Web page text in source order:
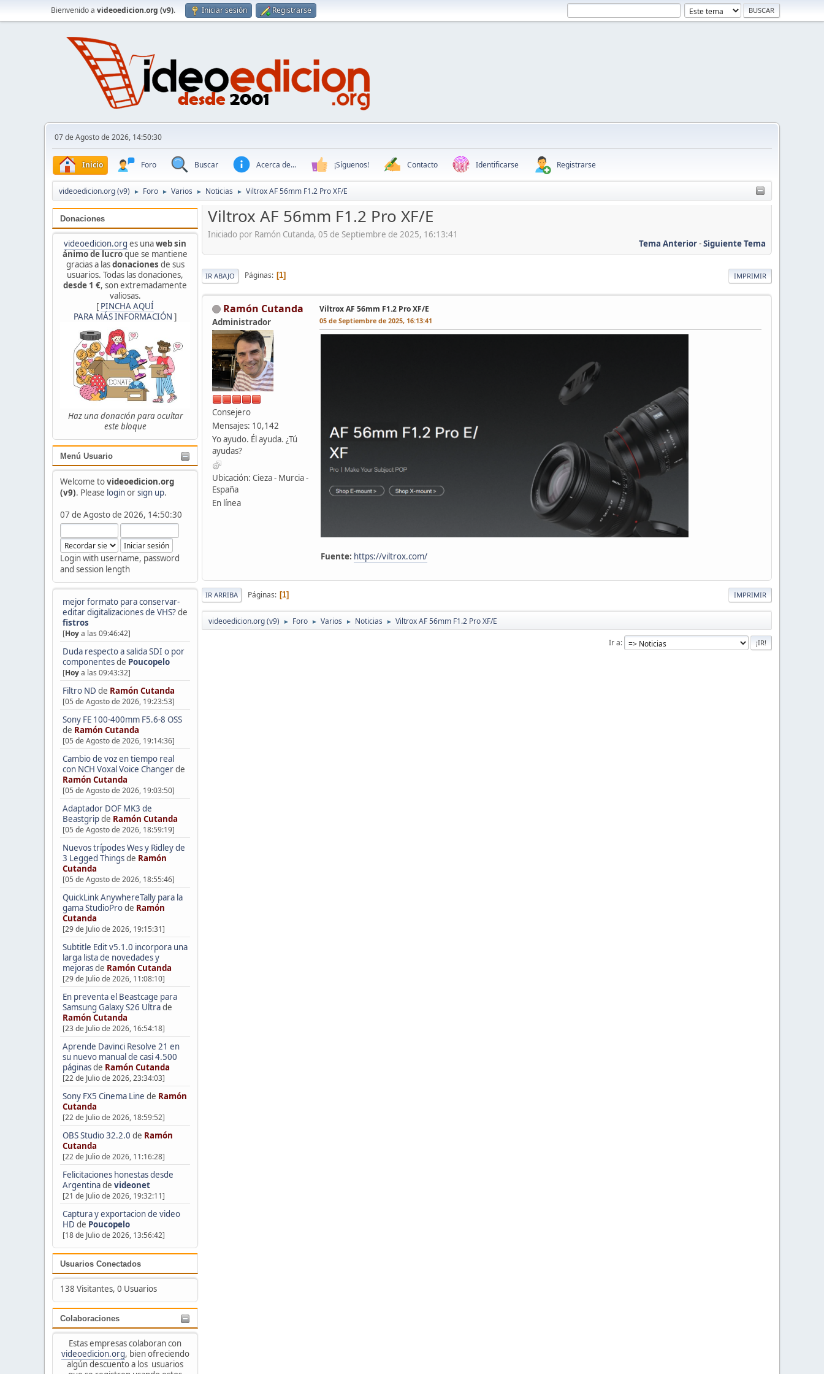
Bienvenido a videoedicion.org (v9). Iniciar sesión Registrarse
07 de Agosto de 2026, 14:50:30
Inicio Foro Buscar Acerca de... ¡Síguenos! Contacto Identificarse Registrarse
videoedicion.org (v9) ► Foro ► Varios ► Noticias ► Viltrox AF 56mm F1.2 Pro XF/E
Donaciones
videoedicion.org es unaweb sin
ánimo de lucroque se mantiene
gracias a lasdonaciones de sus
usuarios. Todas las donaciones,
desde 1 €, son extremadamente
valiosas.
[ PINCHA AQUÍ
PARA MÁS INFORMACIÓN ]
Haz una donación para ocultar
este bloque
Menú Usuario
Welcome tovideoedicion.org
(v9). Please loginorsign up.
07 de Agosto de 2026, 14:50:30
Login with username, password
and session length
mejor formato para conservar-
editar digitalizaciones de VHS?de
fistros
[Hoya las 09:46:42]
Duda respecto a salida SDI o por
componentesde Poucopelo
[Hoya las 09:43:32]
Filtro ND de Ramón Cutanda
[05 de Agosto de 2026, 19:23:53]
Sony FE 100-400mm F5.6-8 OSS
de Ramón Cutanda
[05 de Agosto de 2026, 19:14:36]
Cambio de voz en tiempo real
con NCH Voxal Voice Changerde
Ramón Cutanda
[05 de Agosto de 2026, 19:03:50]
Adaptador DOF MK3 de
Beastgripde Ramón Cutanda
[05 de Agosto de 2026, 18:59:19]
Nuevos trípodes Wes y Ridley de
3 Legged Thingsde Ramón
Cutanda
[05 de Agosto de 2026, 18:55:46]
QuickLink AnywhereTally para la
gama StudioProde Ramón
Cutanda
[29 de Julio de 2026, 19:15:31]
Subtitle Edit v5.1.0 incorpora una
larga lista de novedades y
mejorasde Ramón Cutanda
[29 de Julio de 2026, 11:08:10]
En preventa el Beastcage para
Samsung Galaxy S26 Ultrade
Ramón Cutanda
[23 de Julio de 2026, 16:54:18]
Aprende Davinci Resolve 21 en
su nuevo manual de casi 4.500
páginasde Ramón Cutanda
[22 de Julio de 2026, 23:34:03]
Sony FX5 Cinema Line de Ramón
Cutanda
[22 de Julio de 2026, 18:59:52]
OBS Studio 32.2.0 de Ramón
Cutanda
[22 de Julio de 2026, 11:16:28]
Felicitaciones honestas desde
Argentinade videonet
[21 de Julio de 2026, 19:32:11]
Captura y exportacion de video
HD de Poucopelo
[18 de Julio de 2026, 13:56:42]
Usuarios Conectados
138 Visitantes, 0 Usuarios
Colaboraciones
Estas empresas colaboran con
videoedicion.org, bien ofreciendo
algún descuento a los usuarios
Viltrox AF 56mm F1.2 Pro XF/E
Iniciado por Ramón Cutanda, 05 de Septiembre de 2025, 16:13:41
Tema Anterior-Siguiente Tema
IMPRIMIR
IR ABAJO Páginas 1
Ramón Cutanda
Administrador
Consejero
Mensajes: 10,142
Yo ayudo. Él ayuda. ¿Tú
ayudas?
Ubicación: Cieza - Murcia -
España
En línea
Viltrox AF 56mm F1.2 Pro XF/E
05 de Septiembre de 2025, 16:13:41
Fuente: https://viltrox.com/
IMPRIMIR
IR ARRIBA Páginas 1
videoedicion.org (v9) ► Foro ► Varios ► Noticias ► Viltrox AF 56mm F1.2 Pro XF/E
Ir a